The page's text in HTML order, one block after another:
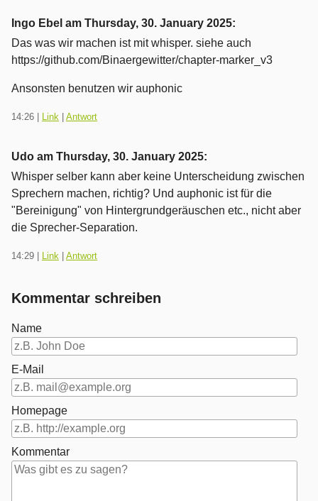
Ingo Ebel am Thursday, 30. January 2025:
Das was wir machen ist mit whisper. siehe auch
https://github.com/Binaergewitter/chapter-marker_v3
Ansonsten benutzen wir auphonic
14:26 Link Antwort
Udo am Thursday, 30. January 2025:
Whisper selber kann aber keine Unterscheidung zwischen
Sprechern machen, richtig? Und auphonic ist für die
"Bereinigung" von Hintergrundgeräuschen etc., nicht aber
die Sprecher-Separation.
14:29 Link Antwort
Kommentar schreiben
Name
E-Mail
Homepage
Kommentar